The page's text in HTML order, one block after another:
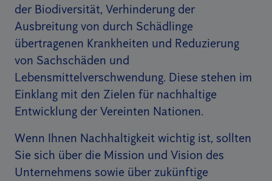
der Biodiversität, Verhinderung der
Ausbreitung von durch Schädlinge
übertragenen Krankheiten und Reduzierung
von Sachschäden und
Lebensmittelverschwendung. Diese stehen im
Einklang mit den Zielen für nachhaltige
Entwicklung der Vereinten Nationen.
Wenn Ihnen Nachhaltigkeit wichtig ist, sollten
Sie sich über die Mission und Vision des
Unternehmens sowie über zukünftige